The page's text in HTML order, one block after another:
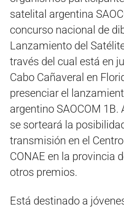
satelital argentina
concurso nacional de
Lanzamiento del
través del cual está en
Cabo Cañaveral en
presenciar el
argentino SAOCOM
se sorteará la
transmisión en el
CONAE en la provincia
otros premios.
Está destinado a